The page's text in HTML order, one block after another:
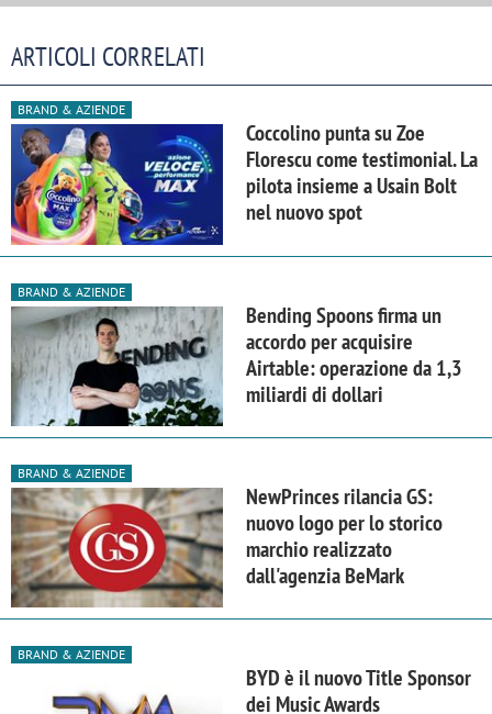
ARTICOLI CORRELATI
BRAND & AZIENDE
Coccolino punta su Zoe
Florescu come testimonial. La
pilota insieme a Usain Bolt
nel nuovo spot
BRAND & AZIENDE
Bending Spoons firma un
accordo per acquisire
Airtable: operazione da 1,3
miliardi di dollari
BRAND & AZIENDE
NewPrinces rilancia GS:
nuovo logo per lo storico
marchio realizzato
dall'agenzia BeMark
BRAND & AZIENDE
BYD è il nuovo Title Sponsor
dei Music Awards